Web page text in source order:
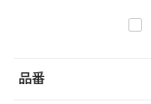
品番